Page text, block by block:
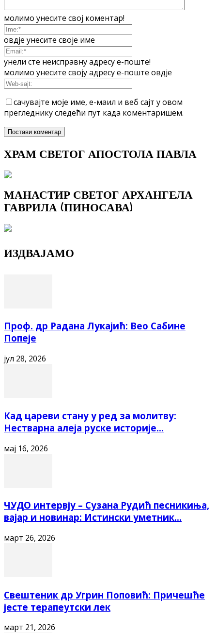
молимо унесите свој коментар!
овдје унесите своје име
унели сте неисправну адресу е-поште!
молимо унесите своју адресу е-поште овдје
сачувајте моје име, е-маил и веб сајт у овом
прегледнику следећи пут када коментаришем.
ХРАМ СВЕТОГ АПОСТОЛА ПАВЛА
МАНАСТИР СВЕТОГ АРХАНГЕЛА
ГАВРИЛА (ПИНОСАВА)
ИЗДВАЈАМО
Проф. др Радана Лукајић: Вео Сабине
Попеје
јул 28, 2026
Кад цареви стану у ред за молитву:
Нестварна алеја руске историје...
мај 16, 2026
ЧУДО интервју – Сузана Рудић песникиња,
вајар и новинар: Истински уметник...
март 26, 2026
Свештеник др Угрин Поповић: Причешће
јесте терапеутски лек
март 21, 2026